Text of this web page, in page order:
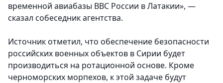
временной авиабазы ВВС России в Латакии», —
сказал собеседник агентства.
Источник отметил, что обеспечение безопасности
российских военных объектов в Сирии будет
производиться на ротационной основе. Кроме
черноморских морпехов, к этой задаче будут